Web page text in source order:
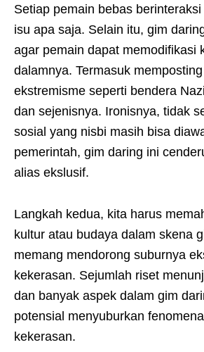
Setiap pemain bebas
isu apa saja. Selain itu, gim
agar pemain dapat memodifikasi
dalamnya. Termasuk
ekstremisme seperti bendera
dan sejenisnya. Ironisnya, tidak
sosial yang nisbi masih bisa
pemerintah, gim daring ini
alias ekslusif.
Langkah kedua, kita harus
kultur atau budaya dalam skena
memang mendorong suburnya
kekerasan. Sejumlah riset
dan banyak aspek dalam gim
potensial menyuburkan
kekerasan.